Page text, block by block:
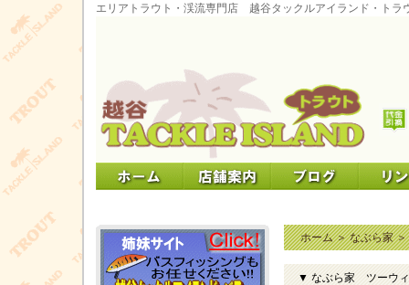
エリアトラウト・渓流専門店 越谷タックルアイランド・トラ
ホーム＞なぶら家＞
▼ なぶら家 ツーウィ